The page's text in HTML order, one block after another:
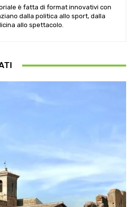
è fatta di format innovativi con
dalla politica allo sport, dalla
allo spettacolo.